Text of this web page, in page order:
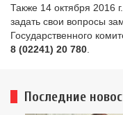
Также 14 октября 2016 г.
задать свои вопросы
Государственного
8 (02241) 20 780
Последние